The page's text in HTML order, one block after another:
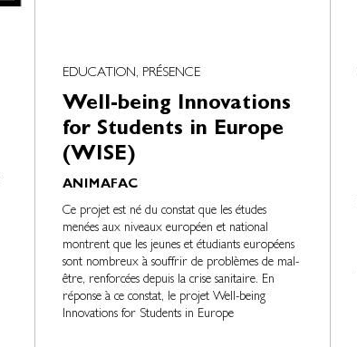
EDUCATION, PRÉSENCE
Well-being Innovations
for Students in Europe
(WISE)
ANIMAFAC
Ce projet est né du constat que les études
menées aux niveaux européen et national
montrent que les jeunes et étudiants européens
sont nombreux à souffrir de problèmes de mal-
être, renforcées depuis la crise sanitaire. En
réponse à ce constat, le projet Well-being
Innovations for Students in Europe